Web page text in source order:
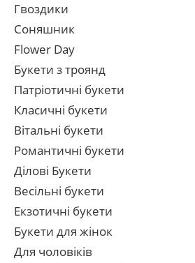
Гвоздики
Соняшник
Flower Day
Букети з троянд
Патріотичні букети
Класичні букети
Вітальні букети
Романтичні букети
Ділові Букети
Весільні букети
Екзотичні букети
Букети для жінок
Для чоловіків